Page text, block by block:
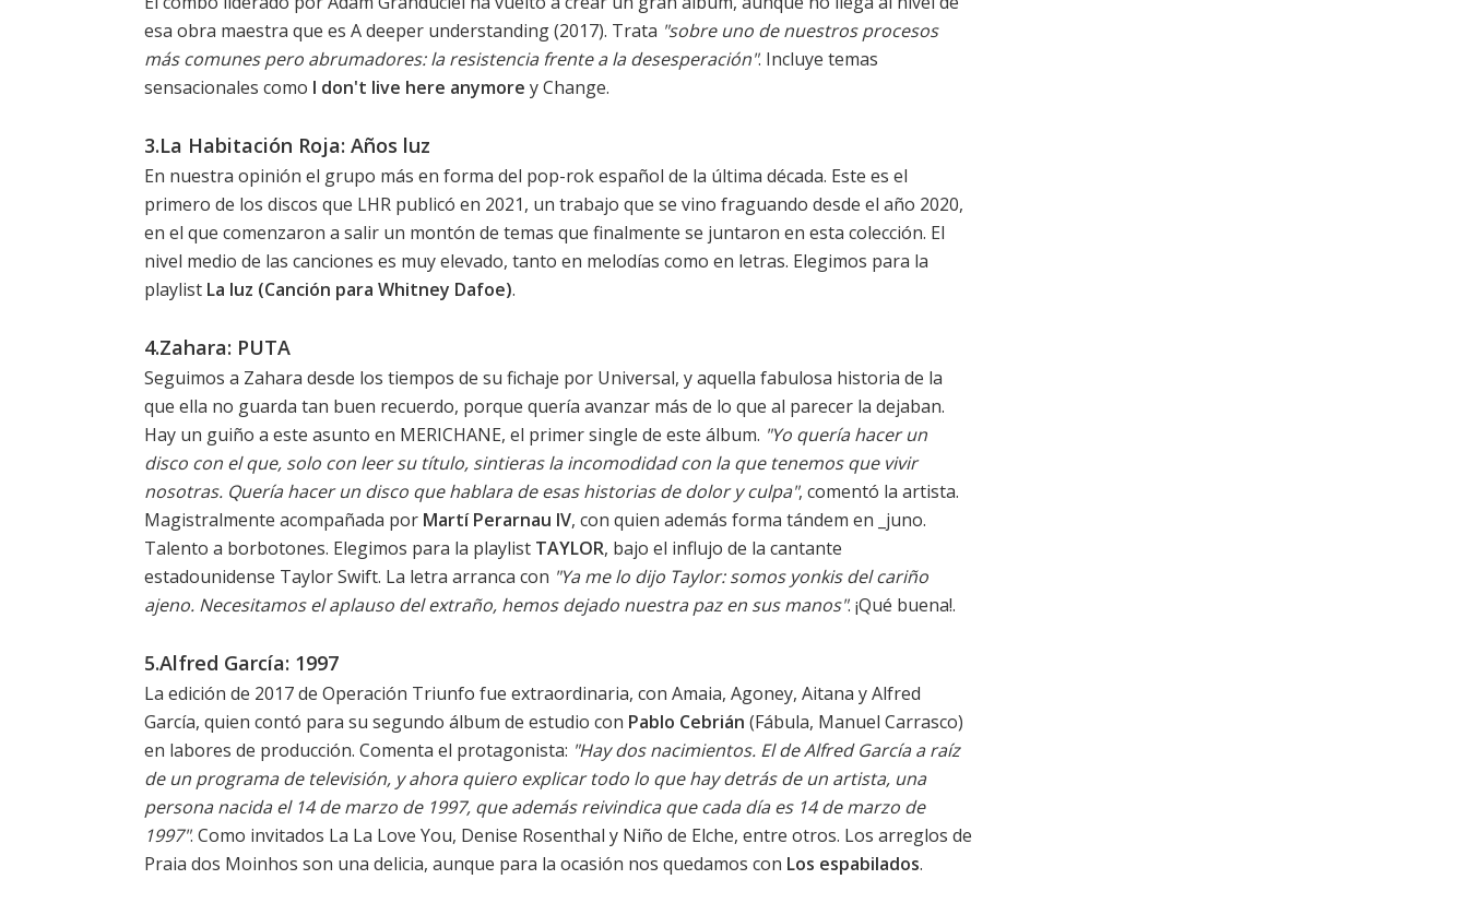
esa obra maestra que es A deeper understanding(2017). Trata "sobre uno de nuestros procesos
más comunes pero abrumadores: la resistencia frente a la desesperación". Incluye temas
sensacionales como I don't live here anymore yChange.
3.La Habitación Roja: Años luz
En nuestra opinión el grupo más en forma del pop-rok español de la última década. Este es el
primero de los discos que LHR publicó en 2021, un trabajo que se vino fraguando desde el año 2020,
en el que comenzaron a salir un montón de temas que finalmente se juntaron en esta colección. El
nivel medio de las canciones es muy elevado, tanto en melodías como en letras. Elegimos para la
playlist La luz (Canción para Whitney Dafoe).
4.Zahara: PUTA
Seguimos a Zahara desde los tiempos de su fichaje por Universal, y aquella fabulosa historia de la
que ella no guarda tan buen recuerdo, porque quería avanzar más de lo que al parecer la dejaban.
Hay un guiño a este asunto en MERICHANE, el primer single de este álbum. "Yo quería hacer un
disco con el que, solo con leer su título, sintieras la incomodidad con la que tenemos que vivir
nosotras. Quería hacer un disco que hablara de esas historias de dolor y culpa", comentó la artista.
Magistralmente acompañada por Martí Perarnau IV, con quien además forma tándem en _juno.
Talento a borbotones. Elegimos para la playlist TAYLOR, bajo el influjo de la cantante
estadounidense Taylor Swift. La letra arranca con "Ya me lo dijo Taylor: somos yonkis del cariño
ajeno. Necesitamos el aplauso del extraño, hemos dejado nuestra paz en sus manos". ¡Qué buena!.
5.Alfred García: 1997
La edición de 2017 de Operación Triunfo fue extraordinaria, con Amaia, Agoney, Aitana y Alfred
García, quien contó para su segundo álbum de estudio con Pablo Cebrián (Fábula, Manuel Carrasco)
en labores de producción. Comenta el protagonista: "Hay dos nacimientos. El de Alfred García a raíz
de un programa de televisión, y ahora quiero explicar todo lo que hay detrás de un artista, una
persona nacida el 14 de marzo de 1997, que además reivindica que cada día es 14 de marzo de
1997". Como invitados La La Love You, Denise Rosenthal y Niño de Elche, entre otros. Los arreglos de
Praia dos Moinhos son una delicia, aunque para la ocasión nos quedamos con Los espabilados.